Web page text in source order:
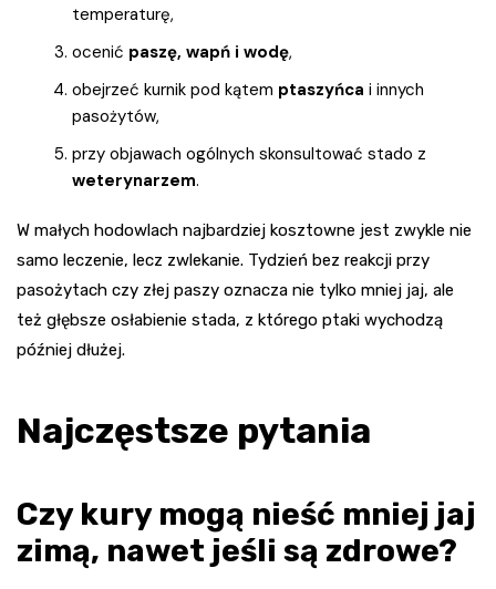
temperaturę,
ocenić paszę, wapń i wodę,
obejrzeć kurnik pod kątem ptaszyńca i innych
pasożytów,
przy objawach ogólnych skonsultować stado z
weterynarzem.
W małych hodowlach najbardziej kosztowne jest zwykle nie
samo leczenie, lecz zwlekanie. Tydzień bez reakcji przy
pasożytach czy złej paszy oznacza nie tylko mniej jaj, ale
też głębsze osłabienie stada, z którego ptaki wychodzą
później dłużej.
Najczęstsze pytania
Czy kury mogą nieść mniej jaj
zimą, nawet jeśli są zdrowe?